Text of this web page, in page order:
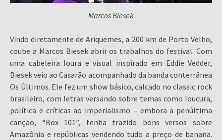
Marcos Biesek
Vindo diretamente de Ariquemes, a 200 km de Porto Velho,
coube a Marcos Biesek abrir os trabalhos do festival. Com
uma cabeleira loura e visual inspirado em Eddie Vedder,
Biesek veio ao Casarão acompanhado da banda conterrânea
Os Últimos. Ele fez um show básico, calcado no classic rock
brasileiro, com letras versando sobre temas como loucura,
política e críticas ao imperialismo – embora a penúltima
canção, “Box 101”, tenha trazido bons versos sobre
Amazônia e repúblicas vendendo tudo a preço de banana.